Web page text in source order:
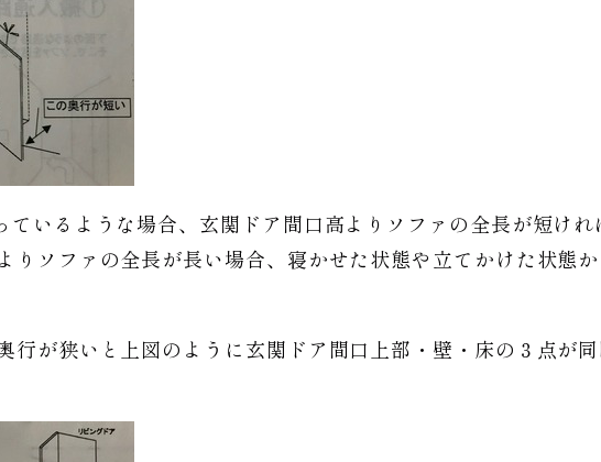
いるような場合、玄関ドア間口高よりソファの全長が短け
りソファの全長が長い場合、寝かせた状態や立てかけた状態
行が狭いと上図のように玄関ドア間口上部・壁・床の３点が